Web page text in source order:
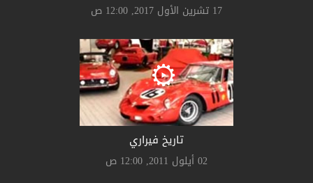
17 تشرين الأول 2017, 12:00 ص
تاريخ فيراري
02 أيلول 2011, 12:00 ص